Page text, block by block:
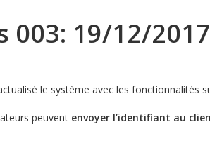
003: 19/12/2017
le système avec les fonctionnalités
peuvent envoyer l’identifiant au